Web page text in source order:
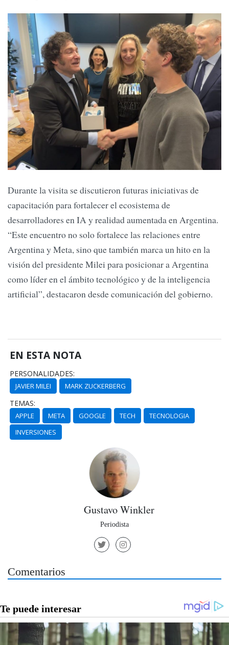
Durante la visita se discutieron futuras iniciativas de
capacitación para fortalecer el ecosistema de
desarrolladores en IA y realidad aumentada en Argentina.
“Este encuentro no solo fortalece las relaciones entre
Argentina y Meta, sino que también marca un hito en la
visión del presidente Milei para posicionar a Argentina
como líder en el ámbito tecnológico y de la inteligencia
artificial”, destacaron desde comunicación del gobierno.
EN ESTA NOTA
PERSONALIDADES:
JAVIER MILEI MARK ZUCKERBERG
TEMAS:
APPLE META GOOGLE TECH
TECNOLOGIA
INVERSIONES
Gustavo Winkler
Periodista
Comentarios